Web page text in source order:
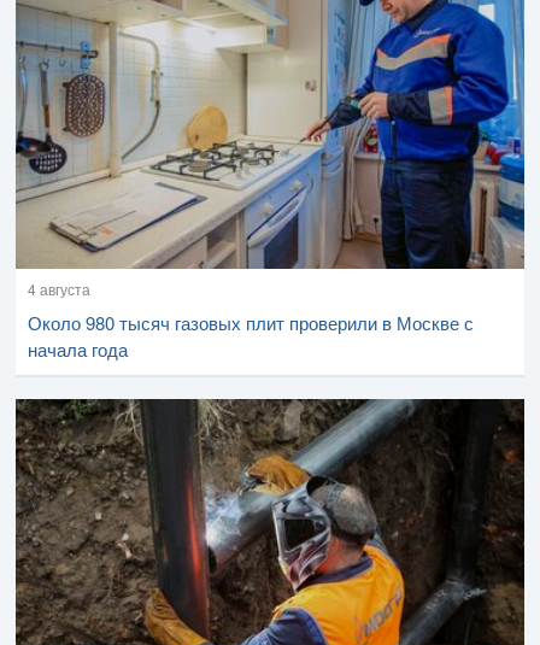
4 августа
Около 980 тысяч газовых плит проверили в Москве с
начала года